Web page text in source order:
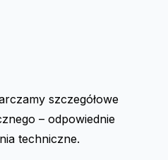
szczegółowe
– odpowiednie
techniczne.